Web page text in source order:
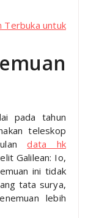
Terbuka untuk
pada tahun
teleskop
data hk
Galilean: Io,
ini tidak
tata surya,
lebih